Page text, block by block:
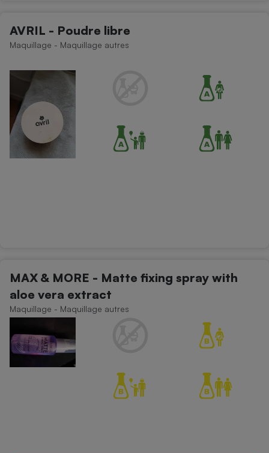
AVRIL - Poudre libre
Maquillage - Maquillage autres
MAX & MORE - Matte fixing spray with
aloe vera extract
Maquillage - Maquillage autres